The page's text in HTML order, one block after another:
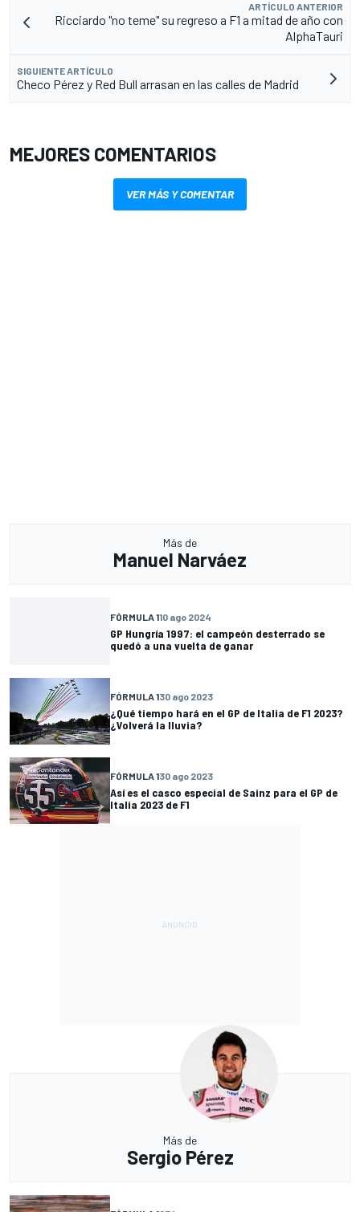
ARTÍCULO ANTERIOR
Ricciardo "no teme" su regreso a F1 a mitad de año con
AlphaTauri
SIGUIENTE ARTÍCULO
Checo Pérez y Red Bull arrasan en las calles de Madrid
MEJORES COMENTARIOS
VER MÁS Y COMENTAR
Más de
Manuel Narváez
FÓRMULA 110 ago 2024
GP Hungría 1997: el campeón desterrado se
quedó a una vuelta de ganar
FÓRMULA 130 ago 2023
¿Qué tiempo hará en el GP de Italia de F1 2023?
¿Volverá la lluvia?
FÓRMULA 130 ago 2023
Así es el casco especial de Sainz para el GP de
Italia 2023 de F1
Más de
Sergio Pérez